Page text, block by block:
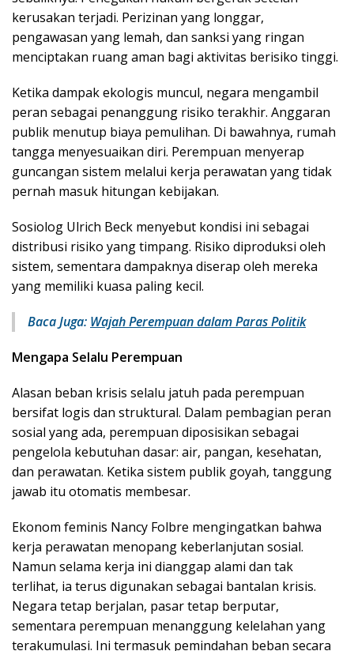
kerusakan terjadi. Perizinan yang longgar,
pengawasan yang lemah, dan sanksi yang ringan
menciptakan ruang aman bagi aktivitas berisiko tinggi.
Ketika dampak ekologis muncul, negara mengambil
peran sebagai penanggung risiko terakhir. Anggaran
publik menutup biaya pemulihan. Di bawahnya, rumah
tangga menyesuaikan diri. Perempuan menyerap
guncangan sistem melalui kerja perawatan yang tidak
pernah masuk hitungan kebijakan.
Sosiolog Ulrich Beck menyebut kondisi ini sebagai
distribusi risiko yang timpang. Risiko diproduksi oleh
sistem, sementara dampaknya diserap oleh mereka
yang memiliki kuasa paling kecil.
Baca Juga: Wajah Perempuan dalam Paras Politik
Mengapa Selalu Perempuan
Alasan beban krisis selalu jatuh pada perempuan
bersifat logis dan struktural. Dalam pembagian peran
sosial yang ada, perempuan diposisikan sebagai
pengelola kebutuhan dasar: air, pangan, kesehatan,
dan perawatan. Ketika sistem publik goyah, tanggung
jawab itu otomatis membesar.
Ekonom feminis Nancy Folbre mengingatkan bahwa
kerja perawatan menopang keberlanjutan sosial.
Namun selama kerja ini dianggap alami dan tak
terlihat, ia terus digunakan sebagai bantalan krisis.
Negara tetap berjalan, pasar tetap berputar,
sementara perempuan menanggung kelelahan yang
terakumulasi. Ini termasuk pemindahan beban secara